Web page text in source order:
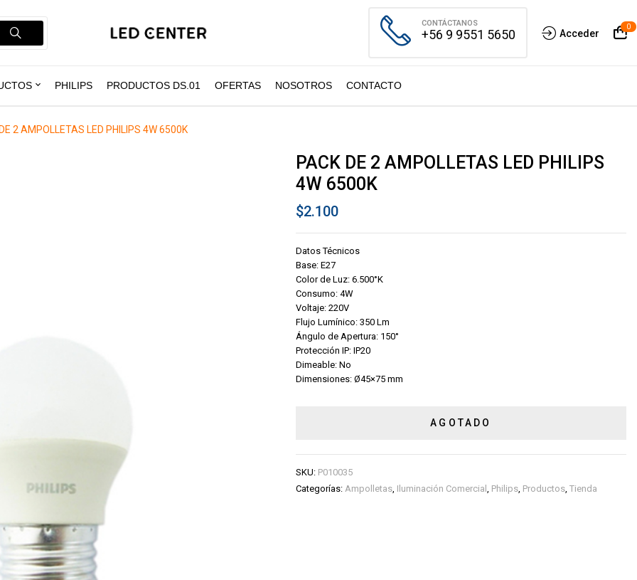
CONTÁCTANOS
+56 9 9551 5650 Acceder
0
PHILIPS PRODUCTOS DS.01 OFERTAS NOSOTROS CONTACTO
2 AMPOLLETAS LED PHILIPS 4W 6500K
PACK DE 2 AMPOLLETAS LED PHILIPS
4W 6500K
$2.100
Datos Técnicos
Base: E27
Color de Luz: 6.500°K
Consumo: 4W
Voltaje: 220V
Flujo Lumínico: 350 Lm
Ángulo de Apertura: 150°
Protección IP: IP20
Dimeable: No
Dimensiones: Ø45×75 mm
AGOTADO
SKU: P010035
Categorías: Ampolletas, Iluminación Comercial , Philips, Productos, Tienda